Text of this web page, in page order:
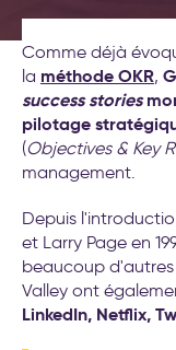
Test
: votre
aux
Cockpit
votre
Nos labos
Contact
Comme déjà
la méthode OKR,
success stories
pilotage
(Objectives & Key
management.
Depuis
et Larry Page en
beaucoup
Valley ont
LinkedIn, Netflix,